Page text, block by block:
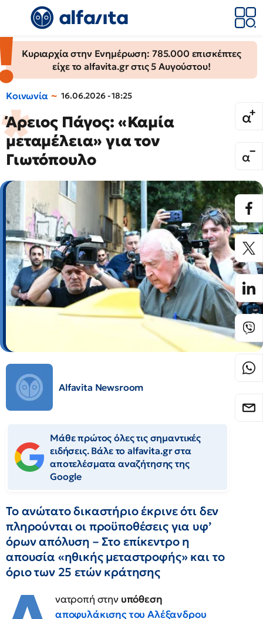
Κυριαρχία στην Ενημέρωση: 785.000 επισκέπτες
είχε το alfavita.gr στις 5 Αυγούστου!
Κοινωνία 16.06.2026 - 18:25
Άρειος Πάγος: «Καμία
μεταμέλεια» για τον
Γιωτόπουλο
Alfavita Newsroom
Μάθε πρώτος όλες τις σημαντικές
ειδήσεις. Βάλε το alfavita.gr στα
αποτελέσματα αναζήτησης της
Google
Το ανώτατο δικαστήριο έκρινε ότι δεν
πληρούνται οι προϋποθέσεις για υφ’
όρων απόλυση – Στο επίκεντρο η
απουσία «ηθικής μεταστροφής» και το
όριο των 25 ετών κράτησης
νατροπή στην υπόθεση
αποφυλάκισης του Αλέξανδρου